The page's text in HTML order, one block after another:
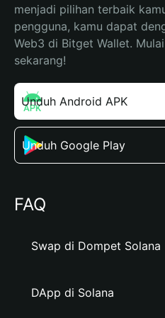
menjadi pilihan terbaik
pengguna, kamu dapat
Web3 di Bitget Wallet.
sekarang!
Unduh Android APK
Unduh Google Play
FAQ
Swap di Dompet Solana
DApp di Solana